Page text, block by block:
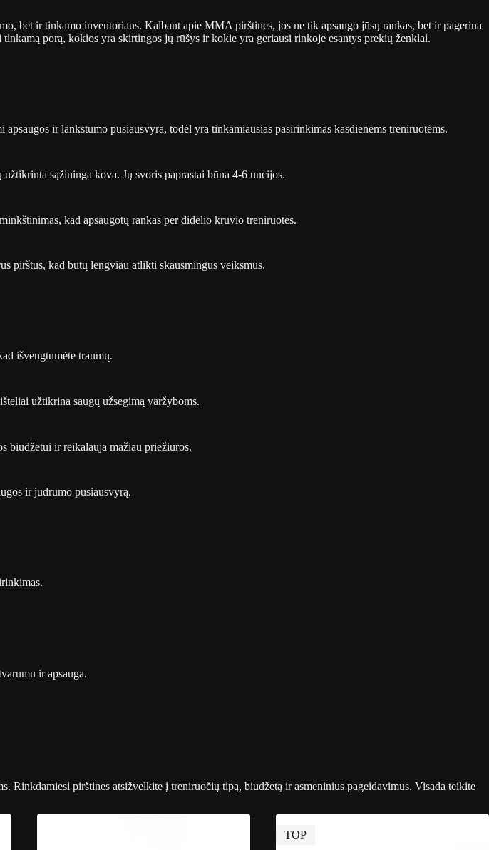
bet ir tinkamo inventoriaus. Kalbant apie MMA pirštines, jos ne tik apsaugo jūsų rankas, bet ir pagerina
porą, kokios yra skirtingos jų rūšys ir kokie yra geriausi rinkoje esantys prekių ženklai.
ir lankstumo pusiausvyra, todėl yra tinkamiausias pasirinkimas kasdienėms treniruotėms.
sąžininga kova. Jų svoris paprastai būna 4-6 uncijos.
kad apsaugotų rankas per didelio krūvio treniruotes.
pirštus, kad būtų lengviau atlikti skausmingus veiksmus.
išvengtumėte traumų.
užtikrina saugų užsegimą varžyboms.
biudžetui ir reikalauja mažiau priežiūros.
ir judrumo pusiausvyrą.
ir apsauga.
pirštines atsižvelkite į treniruočių tipą, biudžetą ir asmeninius pageidavimus. Visada teikite
TOP